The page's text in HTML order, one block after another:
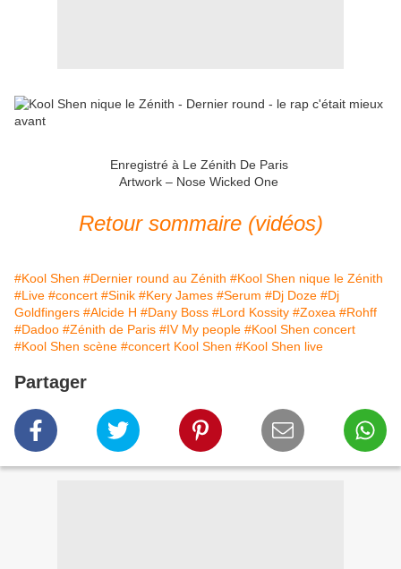
Enregistré à Le Zénith De Paris
Artwork – Nose Wicked One
Retour sommaire (vidéos)
#Kool Shen #Dernier round au Zénith #Kool Shen nique le Zénith
#Live #concert #Sinik #Kery James #Serum #Dj Doze #Dj
Goldfingers #Alcide H #Dany Boss #Lord Kossity #Zoxea #Rohff
#Dadoo #Zénith de Paris #IV My people #Kool Shen concert
#Kool Shen scène #concert Kool Shen #Kool Shen live
Partager